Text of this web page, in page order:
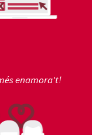
enamora't!